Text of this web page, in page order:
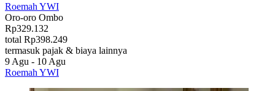
Roemah YWI
Oro-oro Ombo
Rp329.132
total Rp398.249
termasuk pajak & biaya lainnya
9 Agu - 10 Agu
Roemah YWI